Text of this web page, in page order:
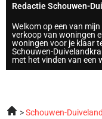
Redactie Schouwen-
Welkom op een van
verkoop van woningen
woningen voor je klaar
Schouwen-
met het vinden van een
Schouwen-